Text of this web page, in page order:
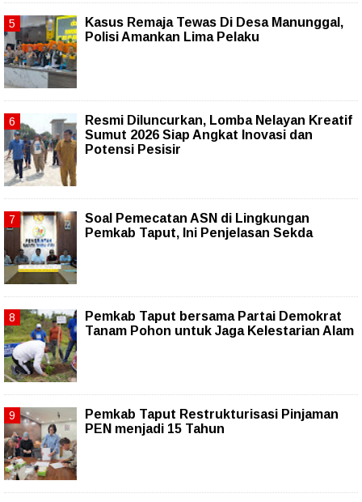
Kasus Remaja Tewas Di Desa Manunggal,
Polisi Amankan Lima Pelaku
Resmi Diluncurkan, Lomba Nelayan Kreatif
Sumut 2026 Siap Angkat Inovasi dan
Potensi Pesisir
Soal Pemecatan ASN di Lingkungan
Pemkab Taput, Ini Penjelasan Sekda
Pemkab Taput bersama Partai Demokrat
Tanam Pohon untuk Jaga Kelestarian Alam
Pemkab Taput Restrukturisasi Pinjaman
PEN menjadi 15 Tahun‎